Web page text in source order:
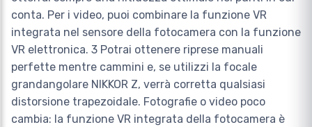
conta. Per i video, puoi combinare la funzione VR
integrata nel sensore della fotocamera con la funzione
VR elettronica. 3 Potrai ottenere riprese manuali
perfette mentre cammini e, se utilizzi la focale
grandangolare NIKKOR Z, verrà corretta qualsiasi
distorsione trapezoidale. Fotografie o video poco
cambia: la funzione VR integrata della fotocamera è